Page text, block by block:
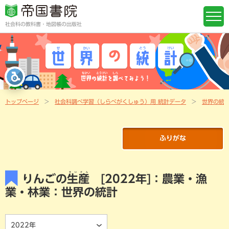
社会科の教科書・地図帳の出版社
トップページ 社会科調べ学習（しらべがくしゅう）用 統計データ 世界の統
ふりがな
りんごの生産
せいさん
[2022年]：農業・漁
業・林業：世界の統計
2022年